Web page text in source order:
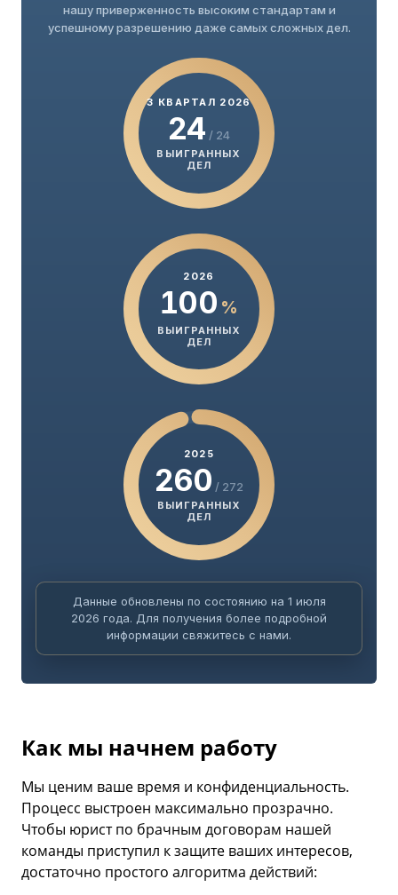
нашу приверженность высоким стандартам и
успешному разрешению даже самых сложных дел.
3 КВАРТАЛ 2026
24 / 24
ВЫИГРАННЫХ
ДЕЛ
2026
100 %
ВЫИГРАННЫХ
ДЕЛ
2025
260 / 272
ВЫИГРАННЫХ
ДЕЛ
Данные обновлены по состоянию на 1 июля
2026 года. Для получения более подробной
информации свяжитесь с нами.
Как мы начнем работу
Мы ценим ваше время и конфиденциальность.
Процесс выстроен максимально прозрачно.
Чтобы юрист по брачным договорам нашей
команды приступил к защите ваших интересов,
достаточно простого алгоритма действий: